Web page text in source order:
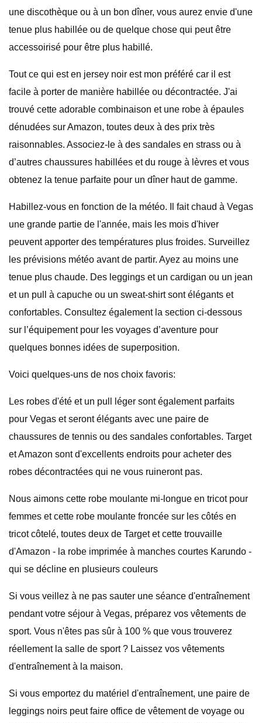
une discothèque ou à un bon dîner, vous aurez envie d'une
tenue plus habillée ou de quelque chose qui peut être
accessoirisé pour être plus habillé.
Tout ce qui est en jersey noir est mon préféré car il est
facile à porter de manière habillée ou décontractée. J'ai
trouvé cette adorable combinaison et une robe à épaules
dénudées sur Amazon, toutes deux à des prix très
raisonnables. Associez-le à des sandales en strass ou à
d’autres chaussures habillées et du rouge à lèvres et vous
obtenez la tenue parfaite pour un dîner haut de gamme.
Habillez-vous en fonction de la météo. Il fait chaud à Vegas
une grande partie de l'année, mais les mois d'hiver
peuvent apporter des températures plus froides. Surveillez
les prévisions météo avant de partir. Ayez au moins une
tenue plus chaude. Des leggings et un cardigan ou un jean
et un pull à capuche ou un sweat-shirt sont élégants et
confortables. Consultez également la section ci-dessous
sur l’équipement pour les voyages d’aventure pour
quelques bonnes idées de superposition.
Voici quelques-uns de nos choix favoris:
Les robes d'été et un pull léger sont également parfaits
pour Vegas et seront élégants avec une paire de
chaussures de tennis ou des sandales confortables. Target
et Amazon sont d'excellents endroits pour acheter des
robes décontractées qui ne vous ruineront pas.
Nous aimons cette robe moulante mi-longue en tricot pour
femmes et cette robe moulante froncée sur les côtés en
tricot côtelé, toutes deux de Target et cette trouvaille
d'Amazon - la robe imprimée à manches courtes Karundo -
qui se décline en plusieurs couleurs
Si vous veillez à ne pas sauter une séance d'entraînement
pendant votre séjour à Vegas, préparez vos vêtements de
sport. Vous n'êtes pas sûr à 100 % que vous trouverez
réellement la salle de sport ? Laissez vos vêtements
d'entraînement à la maison.
Si vous emportez du matériel d'entraînement, une paire de
leggings noirs peut faire office de vêtement de voyage ou